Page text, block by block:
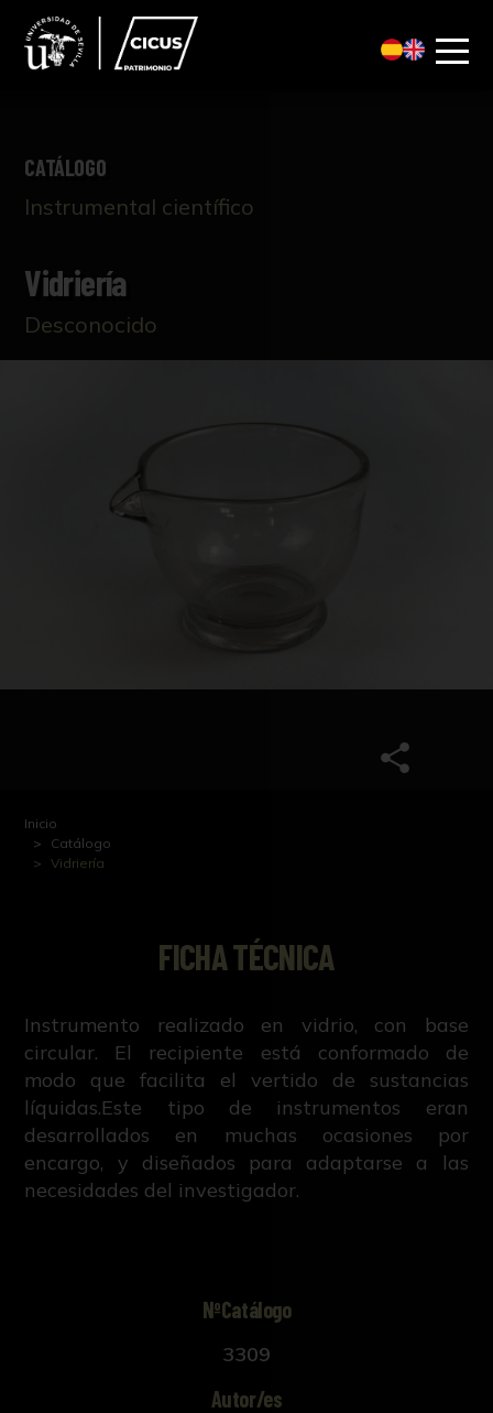
CATÁLOGO
Instrumental científico
Vidriería
Desconocido
Inicio
Catálogo
Vidriería
FICHA TÉCNICA
Instrumento realizado en vidrio, con base
circular. El recipiente está conformado de
modo que facilita el vertido de sustancias
líquidas.Este tipo de instrumentos eran
desarrollados en muchas ocasiones por
encargo, y diseñados para adaptarse a las
necesidades del investigador.
NºCatálogo
3309
Autor/es